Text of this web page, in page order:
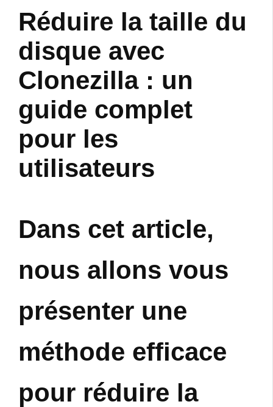
Réduire la taille du
disque avec
Clonezilla : un
guide complet
pour les
utilisateurs
Dans cet article,
nous allons vous
présenter une
méthode efficace
pour réduire la